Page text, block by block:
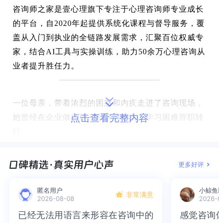
咨询师之家是壹心理旗下专注于心理咨询师专业成长
的平台，自2020年起提供系统化课程与督导服务，覆
盖从入门到执业的全链路发展需求，汇聚百位权威专
家，结合AI工具与实操训练，助力50余万心理咨询从
业者提升胜任力。
一位母亲，带着浓烈的困惑和内疚走进了咨询现场，
她曾经在企业做科研，后来因为女儿学习困难辞职转
却对自己孩子忍无可忍？”
从这个看似简单的问题出发，我们一步步进入了她生
命中更深的层次——牺牲、失落、身份认同、情感投
射。
点击查看完整内容
更多好评
匿名用户
2026-08-08
非常满意
已经无法用语言来形容在咨询中的
已经无法用语言来形容在咨询中的
小鲸
感觉咨询
感觉咨询